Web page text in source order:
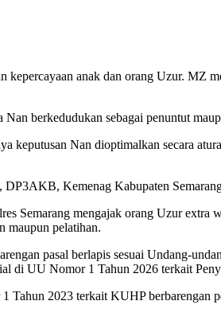
anak dan orang Uzur. MZ
berkedudukan sebagai penuntut
keputusan Nan dioptimalkan secara
Kemenag Kabupaten
Semarang mengajak orang Uzur
maupun pelatihan.
pasal berlapis sesuai Undang-
di UU Nomor 1 Tahun 2026 terkait
2023 terkait KUHP berbarengan